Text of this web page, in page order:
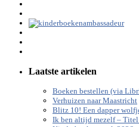
Laatste artikelen
Boeken bestellen (via
Verhuizen naar Maastricht
Blitz 10! Een dapper
Ik ben altijd mezelf –